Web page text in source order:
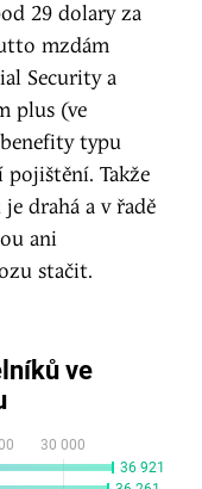
29 dolary za
mzdám
Security a
plus (ve
typu
Takže
drahá a v řadě
ani
stačit.